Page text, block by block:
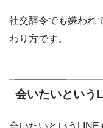
社交辞令でも嫌われ
わり方です。
会いたいという